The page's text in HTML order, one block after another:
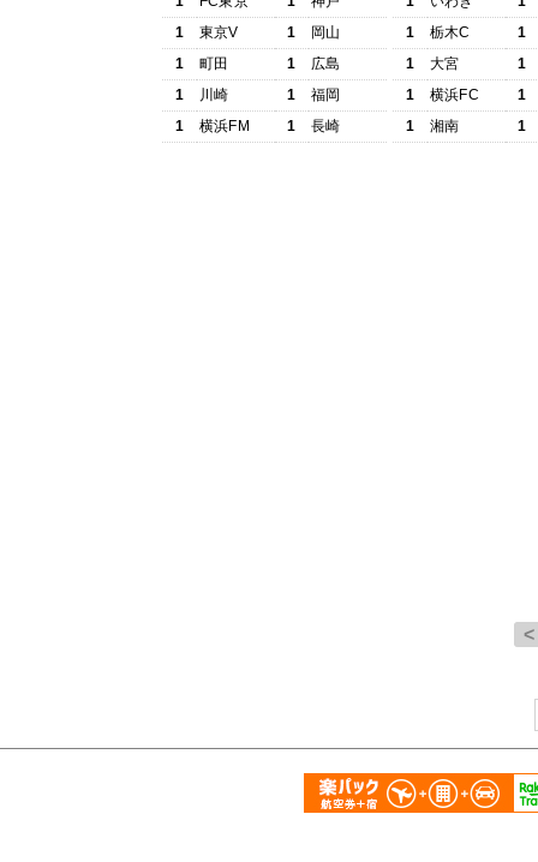
1
東京V 1
岡山
1
町田 1
広島
1
川崎 1
福岡
1
横浜FM 1 長崎
1
栃木C
1
1
大宮
1
1
横浜FC
1
1
湘南 1